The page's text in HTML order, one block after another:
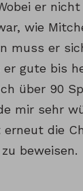
er
wie
muss er
gute bis
über 90
mir sehr
die
beweisen.